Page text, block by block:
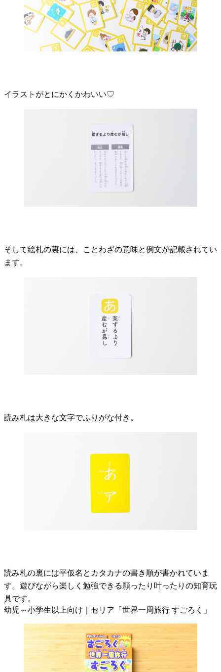
イラストがとにかくかわいい♡
そして絵札の裏には、ことわざの意味と例文が記載されてい
ます。
読み札は大きな文字でふりがな付き。
読み札の裏には平仮名とカタカナの書き順が書かれていま
す。遊びながら楽しく勉強できる願ったり叶ったりの知育玩
具です。
幼児～小学生以上向け｜セリア「世界一周旅行 すごろく」